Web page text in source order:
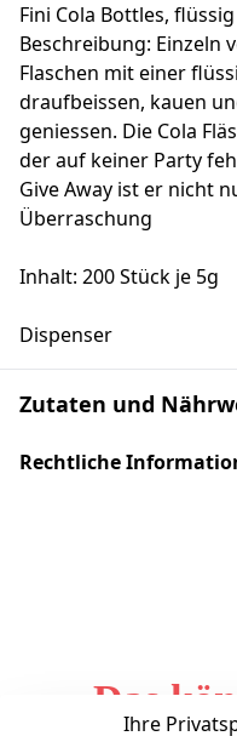
Fini Cola Bottles,
Beschreibung: Einzeln
Flaschen mit einer
draufbeissen, kauen
geniessen. Die Cola
der auf keiner Party
Give Away ist er nicht
Überraschung
Inhalt: 200 Stück je 5g
Dispenser
Zutaten und
Rechtliche
Das
Ihre